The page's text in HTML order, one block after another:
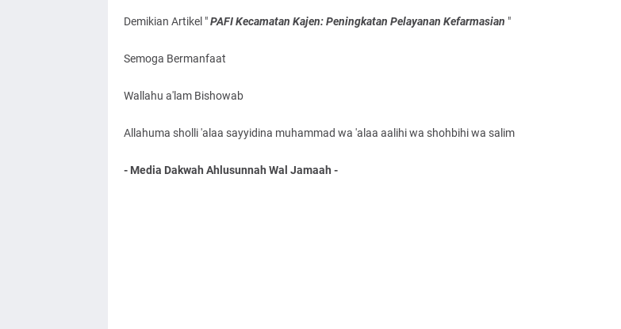
Demikian Artikel "PAFI Kecamatan Kajen: Peningkatan Pelayanan Kefarmasian "
Semoga Bermanfaat
Wallahu a'lam Bishowab
Allahuma sholli 'alaa sayyidina muhammad wa 'alaa aalihi wa shohbihi wa salim
- Media Dakwah Ahlusunnah Wal Jamaah -